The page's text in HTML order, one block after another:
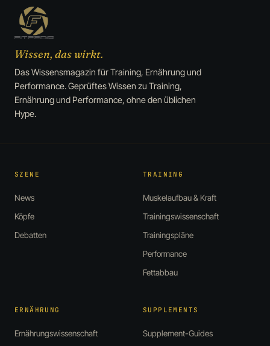
Wissen, das wirkt.
Das Wissensmagazin für Training, Ernährung und
Performance. Geprüftes Wissen zu Training,
Ernährung und Performance, ohne den üblichen
Hype.
SZENE
News
Köpfe
Debatten
TRAINING
Muskelaufbau & Kraft
Trainingswissenschaft
Trainingspläne
Performance
Fettabbau
ERNÄHRUNG
Ernährungswissenschaft
SUPPLEMENTS
Supplement-Guides